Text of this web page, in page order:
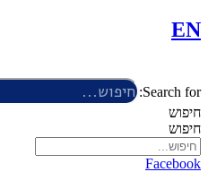
EN
Search for:
חיפוש
חיפוש
Facebook